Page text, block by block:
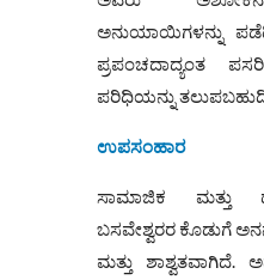
ಅನುಯಾಯಿಗಳನ್ನು
ಪ್ರಪಂಚದಾದ್ಯಂತ
ಪರಿಧಿಯನ್ನು
ಉಪಸಂಹಾರ
ಸಾಮಾಜಿಕ ಮತ್ತು
ಬಸವೇಶ್ವರರ ಕೊಡುಗೆ
ಮತ್ತು